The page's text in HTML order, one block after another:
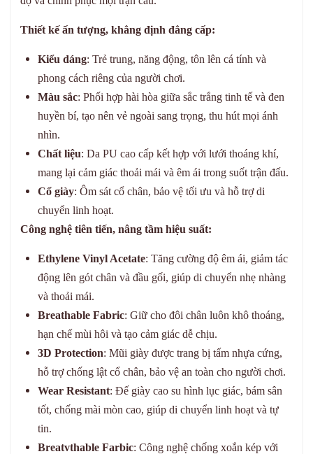
Thiết kế ấn tượng, khẳng định đẳng cấp:
Kiểu dáng: Trẻ trung, năng động, tôn lên cá tính và
phong cách riêng của người chơi.
Màu sắc: Phối hợp hài hòa giữa sắc trắng tinh tế và đen
huyền bí, tạo nên vẻ ngoài sang trọng, thu hút mọi ánh
nhìn.
Chất liệu: Da PU cao cấp kết hợp với lưới thoáng khí,
mang lại cảm giác thoải mái và êm ái trong suốt trận đấu.
Cổ giày: Ôm sát cổ chân, bảo vệ tối ưu và hỗ trợ di
chuyển linh hoạt.
Công nghệ tiên tiến, nâng tầm hiệu suất:
Ethylene Vinyl Acetate: Tăng cường độ êm ái, giảm tác
động lên gót chân và đầu gối, giúp di chuyển nhẹ nhàng
và thoải mái.
Breathable Fabric: Giữ cho đôi chân luôn khô thoáng,
hạn chế mùi hôi và tạo cảm giác dễ chịu.
3D Protection: Mũi giày được trang bị tấm nhựa cứng,
hỗ trợ chống lật cổ chân, bảo vệ an toàn cho người chơi.
Wear Resistant: Đế giày cao su hình lục giác, bám sân
tốt, chống mài mòn cao, giúp di chuyển linh hoạt và tự
tin.
Breatvthable Farbic: Công nghệ chống xoắn kép với